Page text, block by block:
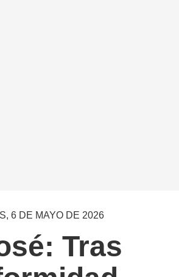
6 DE MAYO DE 2026
Tras